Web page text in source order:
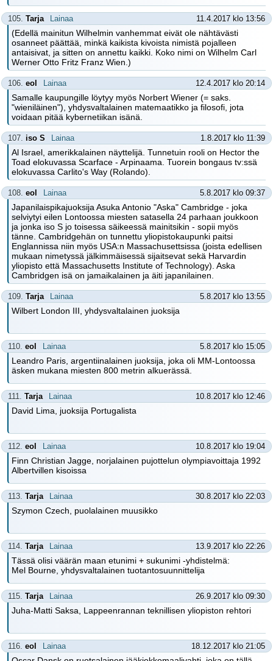
105. Tarja Lainaa 11.4.2017 klo 13:56
(Edellä mainitun Wilhelmin vanhemmat eivät ole nähtävästi
osanneet päättää, minkä kaikista kivoista nimistä pojalleen
antaisivat, ja sitten on annettu kaikki. Koko nimi on Wilhelm Carl
Werner Otto Fritz Franz Wien.)
106. eol Lainaa 12.4.2017 klo 20:14
Samalle kaupungille löytyy myös Norbert Wiener (= saks.
"wieniläinen"), yhdysvaltalainen matemaatikko ja filosofi, jota
voidaan pitää kybernetiikan isänä.
107. iso S Lainaa 1.8.2017 klo 11:39
Al Israel, amerikkalainen näyttelijä. Tunnetuin rooli on Hector the
Toad elokuvassa Scarface - Arpinaama. Tuorein bongaus tv:ssä
elokuvassa Carlito's Way (Rolando).
108. eol Lainaa 5.8.2017 klo 09:37
Japanilaispikajuoksija Asuka Antonio "Aska" Cambridge - joka
selviytyi eilen Lontoossa miesten satasella 24 parhaan joukkoon
ja jonka iso S jo toisessa säikeessä mainitsikin - sopii myös
tänne. Cambridgehän on tunnettu yliopistokaupunki paitsi
Englannissa niin myös USA:n Massachusettsissa (joista edellisen
mukaan nimetyssä jälkimmäisessä sijaitsevat sekä Harvardin
yliopisto että Massachusetts Institute of Technology). Aska
Cambridgen isä on jamaikalainen ja äiti japanilainen.
109. Tarja Lainaa 5.8.2017 klo 13:55
Wilbert London III, yhdysvaltalainen juoksija
110. eol Lainaa 5.8.2017 klo 15:05
Leandro Paris, argentiinalainen juoksija, joka oli MM-Lontoossa
äsken mukana miesten 800 metrin alkuerässä.
111. Tarja Lainaa 10.8.2017 klo 12:46
David Lima, juoksija Portugalista
112. eol Lainaa 10.8.2017 klo 19:04
Finn Christian Jagge, norjalainen pujottelun olympiavoittaja 1992
Albertvillen kisoissa
113. Tarja Lainaa 30.8.2017 klo 22:03
Szymon Czech, puolalainen muusikko
114. Tarja Lainaa 13.9.2017 klo 22:26
Tässä olisi väärän maan etunimi + sukunimi -yhdistelmä:
Mel Bourne, yhdysvaltalainen tuotantosuunnittelija
115. Tarja Lainaa 26.9.2017 klo 09:30
Juha-Matti Saksa, Lappeenrannan teknillisen yliopiston rehtori
116. eol Lainaa 18.12.2017 klo 21:05